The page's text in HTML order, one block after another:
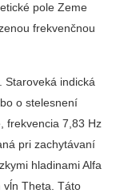
pole Zeme
frekvenčnou
Staroveká indická
o stelesnení
frekvencia 7,83 Hz
pri zachytávaní
hladinami Alfa
vĺn Theta. Táto